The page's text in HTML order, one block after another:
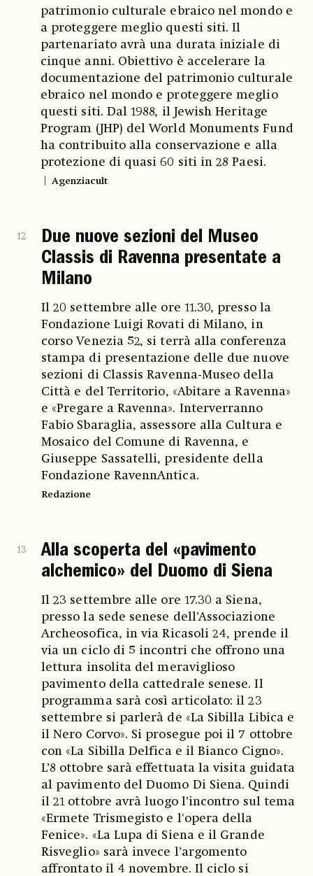
patrimonio culturale ebraico nel mondo e
a proteggere meglio questi siti. Il
partenariato avrà una durata iniziale di
cinque anni. Obiettivo è accelerare la
documentazione del patrimonio culturale
ebraico nel mondo e proteggere meglio
questi siti. Dal 1988, il Jewish Heritage
Program (JHP) del World Monuments Fund
ha contribuito alla conservazione e alla
protezione di quasi 60 siti in 28 Paesi.
Agenziacult
12
Due nuove sezioni del Museo
Classis di Ravenna presentate a
Milano
Il 20 settembre alle ore 11.30, presso la
Fondazione Luigi Rovati di Milano, in
corso Venezia 52, si terrà alla conferenza
stampa di presentazione delle due nuove
sezioni di Classis Ravenna-Museo della
Città e del Territorio, «Abitare a Ravenna»
e «Pregare a Ravenna». Interverranno
Fabio Sbaraglia, assessore alla Cultura e
Mosaico del Comune di Ravenna, e
Giuseppe Sassatelli, presidente della
Fondazione RavennAntica.
Redazione
13
Alla scoperta del «pavimento
alchemico» del Duomo di Siena
Il 23 settembre alle ore 17.30 a Siena,
presso la sede senese dell’Associazione
Archeosofica, in via Ricasoli 24, prende il
via un ciclo di 5 incontri che offrono una
lettura insolita del meraviglioso
pavimento della cattedrale senese. Il
programma sarà così articolato: il 23
settembre si parlerà de «La Sibilla Libica e
il Nero Corvo». Si prosegue poi il 7 ottobre
con «La Sibilla Delfica e il Bianco Cigno».
L’8 ottobre sarà effettuata la visita guidata
al pavimento del Duomo Di Siena. Quindi
il 21 ottobre avrà luogo l’incontro sul tema
«Ermete Trismegisto e l'opera della
Fenice». «La Lupa di Siena e il Grande
Risveglio» sarà invece l’argomento
affrontato il 4 novembre. Il ciclo si